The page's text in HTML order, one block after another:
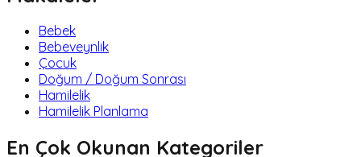
Bebek
Bebeveynlik
Çocuk
Doğum / Doğum Sonrası
Hamilelik
Hamilelik Planlama
En Çok Okunan Kategoriler